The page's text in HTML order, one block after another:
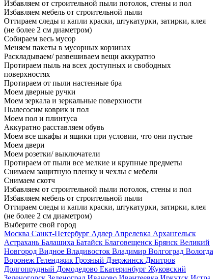
Избавляем от строительной пыли потолок, стены и пол
Избавляем мебель от строительной пыли
Оттираем следы и капли краски, штукатурки, затирки, клея
(не более 2 см диаметром)
Собираем весь мусор
Меняем пакеты в мусорных корзинах
Раскладываем/ развешиваем вещи аккуратно
Протираем пыль на всех доступных и свободных
поверхностях
Протираем от пыли настенные бра
Моем дверные ручки
Моем зеркала и зеркальные поверхности
Пылесосим коврик и пол
Моем пол и плинтуса
Аккуратно расставляем обувь
Моем все шкафы и ящики при условии, что они пустые
Моем двери
Моем розетки/ выключатели
Протираем от пыли все мелкие и крупные предметы
Снимаем защитную пленку и чехлы с мебели
Снимаем скотч
Избавляем от строительной пыли потолок, стены и пол
Избавляем мебель от строительной пыли
Оттираем следы и капли краски, штукатурки, затирки, клея
(не более 2 см диаметром)
Выберите свой город
Москва Санкт-Петербург Адлер Апрелевка Архангельск
Астрахань Балашиха Батайск Благовещенск Брянск Великий
Новгород Видное Владивосток Владимир Волгоград Вологда
Воронеж Геленджик Грозный Дзержинск Дмитров
Долгопрудный Домодедово Екатеринбург Жуковский